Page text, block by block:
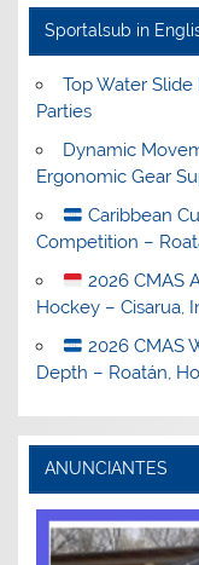
Sportalsub in
Top Water
Parties
Dynamic
Ergonomic Gear
Caribbean
Competition –
2026 CMAS
Hockey – Cisarua,
2026 CMAS
Depth – Roatán,
ANUNCIANTES